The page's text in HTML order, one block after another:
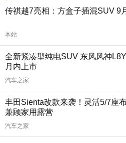
传祺越7亮相：方盒子插混SUV 9
本站
全新紧凑型纯电SUV 东风风神
月内上市
汽车之家
丰田Sienta改款来袭！灵活5/7座
兼顾家用露营
汽车之家